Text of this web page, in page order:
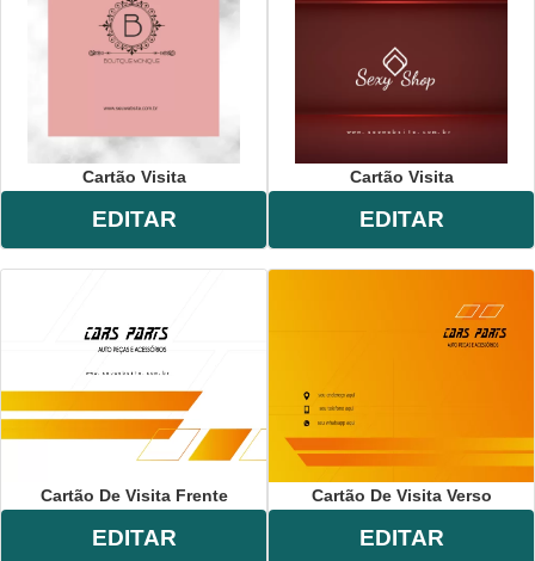
Cartão Visita
EDITAR
Cartão Visita
EDITAR
Cartão De Visita Frente
EDITAR
Cartão De Visita Verso
EDITAR